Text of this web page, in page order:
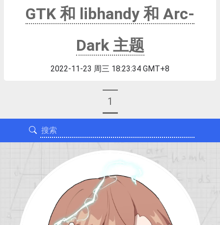
GTK 和 libhandy 和 Arc-
Dark 主题
2022-11-23 周三 18:23:34 GMT+8
1